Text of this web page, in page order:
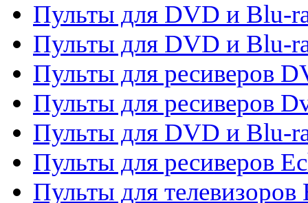
Пульты для DVD и Blu-
Пульты для DVD и Blu-
Пульты для ресиверов
Пульты для ресиверов
Пульты для DVD и Blu-
Пульты для ресиверов
Пульты для телевизоров